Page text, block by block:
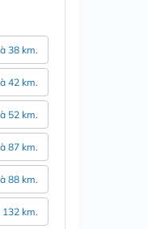
38 km.
42 km.
52 km.
87 km.
88 km.
km.